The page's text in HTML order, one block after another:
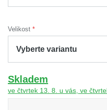
Velikost
Skladem
ve čtvrtek 13. 8. u vás, ve